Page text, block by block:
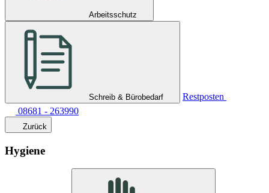
Arbeitsschutz
Schreib & Bürobedarf
Restposten
08681 - 263990
Zurück
Hygiene